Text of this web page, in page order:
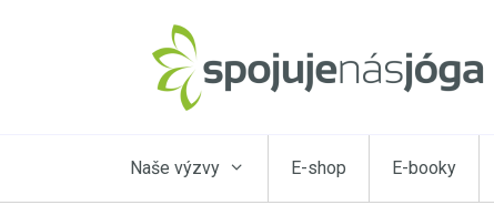
Naše výzvy E-shop E-booky